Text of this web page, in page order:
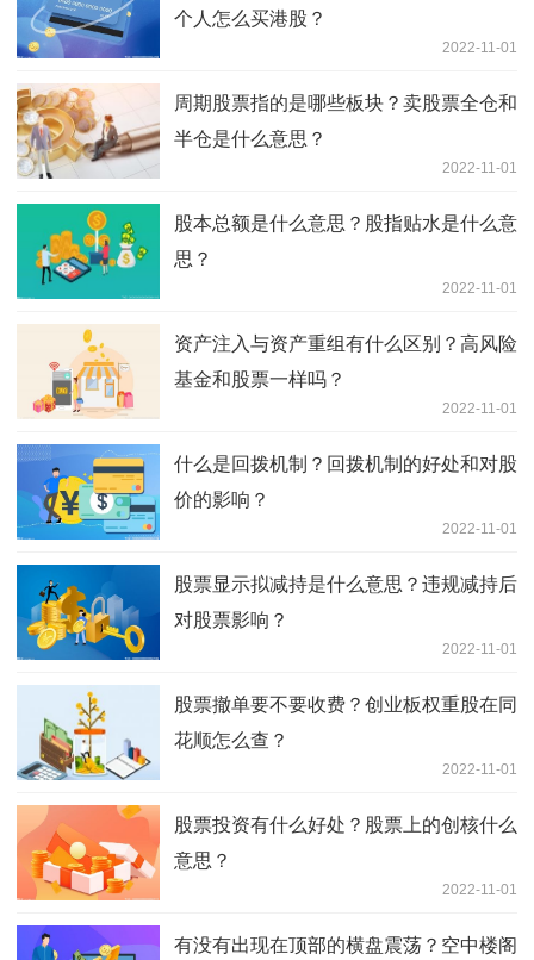
个人怎么买港股？
2022-11-01
周期股票指的是哪些板块？卖股票全仓和
半仓是什么意思？
2022-11-01
股本总额是什么意思？股指贴水是什么意
思？
2022-11-01
资产注入与资产重组有什么区别？高风险
基金和股票一样吗？
2022-11-01
什么是回拨机制？回拨机制的好处和对股
价的影响？
2022-11-01
股票显示拟减持是什么意思？违规减持后
对股票影响？
2022-11-01
股票撤单要不要收费？创业板权重股在同
花顺怎么查？
2022-11-01
股票投资有什么好处？股票上的创核什么
意思？
2022-11-01
有没有出现在顶部的横盘震荡？空中楼阁